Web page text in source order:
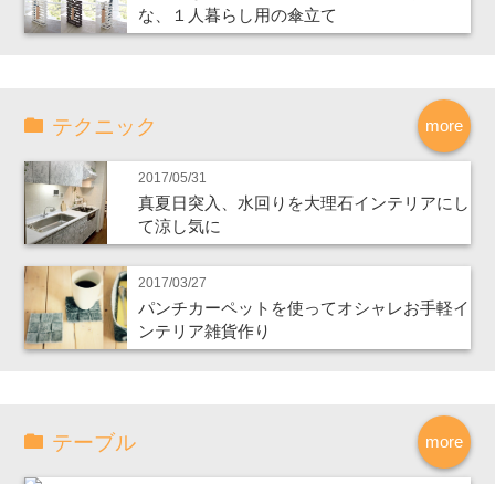
な、１人暮らし用の傘立て
more
テクニック
2017/05/31
真夏日突入、水回りを大理石インテリアにし
て涼し気に
2017/03/27
パンチカーペットを使ってオシャレお手軽イ
ンテリア雑貨作り
more
テーブル